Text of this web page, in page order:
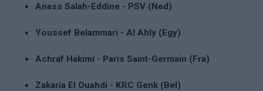
Anass Salah-Eddine - PSV (Ned)
Youssef Belammari - Al Ahly (Egy)
Achraf Hakimi - Paris Saint-Germain (Fra)
Zakaria El Ouahdi - KRC Genk (Bel)